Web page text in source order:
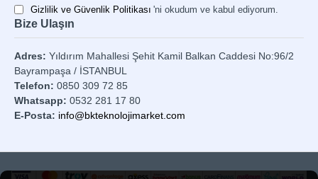
Gizlilik ve Güvenlik Politikası 'ni okudum ve kabul ediyorum.
Bize Ulaşın
Adres: Yıldırım Mahallesi Şehit Kamil Balkan Caddesi No:96/2
Bayrampaşa / İSTANBUL
Telefon: 0850 309 72 85
Whatsapp: 0532 281 17 80
E-Posta: info@bkteknolojimarket.com